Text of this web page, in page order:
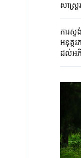
សាស្ត្
ការស្
អនុត្ត
ដល់អ